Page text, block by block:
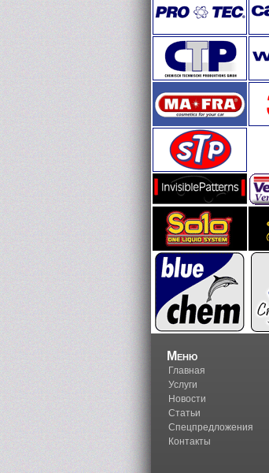
Меню
Главная
Услуги
Новости
Статьи
Спецпредложения
Контакты